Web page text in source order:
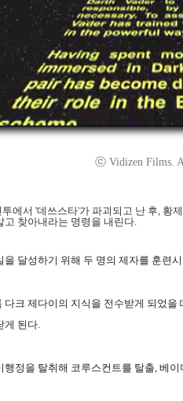
ⓒ Vidizen Films.
에서 '데쓰스타'가 파괴되고 난 후, 황
고 찾아내라는 명령을 내린다.
을 달성하기 위해 두 명의 제자를 훈련
다크 제다이의 지식을 전수받게 되었
게 된다.
행정을 탈취해 코루스컨트를 탈출, 베